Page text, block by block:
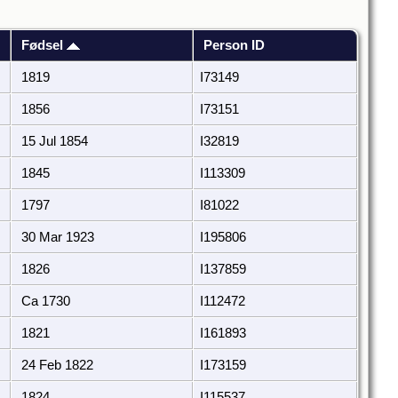
Fødsel Person ID
1819 I73149
1856 I73151
15 Jul 1854 I32819
1845 I113309
1797 I81022
30 Mar 1923 I195806
1826 I137859
Ca 1730 I112472
1821 I161893
24 Feb 1822 I173159